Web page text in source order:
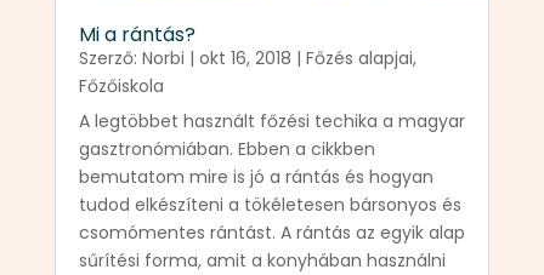
Mi a rántás?
Szerző: Norbi | okt 16, 2018 | Főzés alapjai,
Főzőiskola
A legtöbbet használt főzési techika a magyar
gasztronómiában. Ebben a cikkben
bemutatom mire is jó a rántás és hogyan
tudod elkészíteni a tökéletesen bársonyos és
csomómentes rántást. A rántás az egyik alap
sűrítési forma, amit a konyhában használni